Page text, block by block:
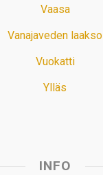
Vaasa
Vanajaveden laakso
Vuokatti
Ylläs
INFO